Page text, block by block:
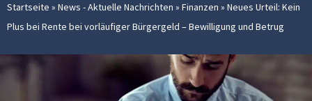
Startseite » News - Aktuelle Nachrichten » Finanzen » Neues Urteil: Kein
Plus bei Rente bei vorläufiger Bürgergeld – Bewilligung und Betrug